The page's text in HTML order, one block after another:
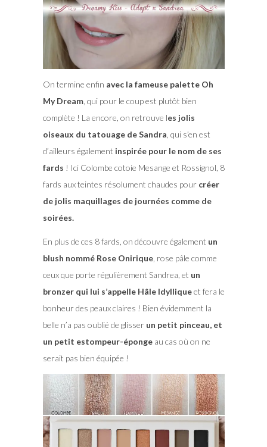
On termine enfin avec la fameuse palette Oh
My Dream, qui pour le coup est plutôt bien
complète ! La encore, on retrouve les jolis
oiseaux du tatouage de Sandra , qui s’en est
d’ailleurs également inspirée pour le nom de ses
fards ! Ici Colombe cotoie Mesange et Rossignol, 8
fards aux teintes résolument chaudes pourcréer
de jolis maquillages de journées comme de
soirées.
En plus de ces 8 fards, on découvre également un
blush nommé Rose Onirique, rose pâle comme
ceux que porte régulièrement Sandrea, et un
bronzer qui lui s’appelle Hâle Idylliqueet fera le
bonheur des peaux claires ! Bien évidemment la
belle n’a pas oublié de glisser un petit pinceau, et
un petit estompeur-épongeau cas où on ne
serait pas bien équipée !